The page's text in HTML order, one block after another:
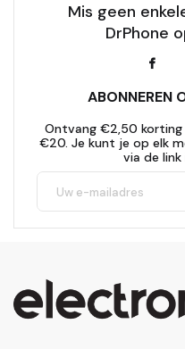
Mis geen
DrPhone
ABONNEREN
Ontvang €2,50
€20. Je kunt je op elk
via de